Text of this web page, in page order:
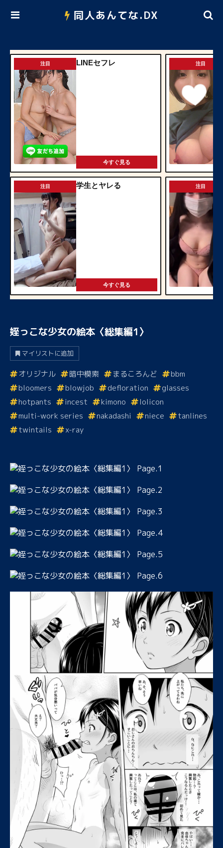
同人あんてな.DX
注目 LINEセフレ
今すぐ見る
注目 学生とヤレる
今すぐ見る
注目
注目
姪っこな少女の絵本〈総集編1〉
マイリストに追加
オリジナル 暗中模索 まるころんど
bbm
bloomers
blowjob defloration
glasses
hotpants
incest kimono
lolicon
multi-work series
nakadashi niece
tanlines
twintails
x-ray